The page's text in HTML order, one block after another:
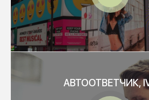
АВТООТВЕТЧИК,